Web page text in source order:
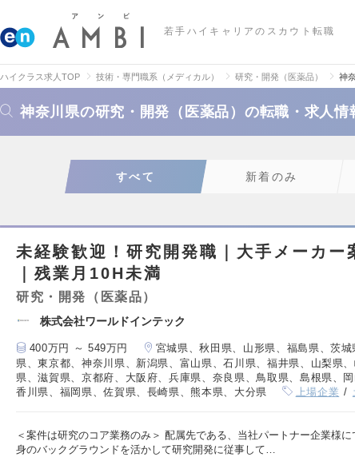
若手ハイキャリアのスカウト転職
ハイクラス求人TOP 技術・専門職系（メディカル） 研究・開発（医薬品） 神
神奈川県の研究・開発（医薬品）の転職・求人情
すべて 新着のみ
未経験歓迎！研究開発職｜大手メーカー
｜残業月10H未満
研究・開発（医薬品）
株式会社ワールドインテック
400万円 ～ 549万円
宮城県、秋田県、山形県、福島県、茨
県、東京都、神奈川県、新潟県、富山県、石川県、福井県、山梨県
県、滋賀県、京都府、大阪府、兵庫県、奈良県、鳥取県、島根県、
香川県、福岡県、佐賀県、長崎県、熊本県、大分県
上場企業
＜案件は研究のコア業務のみ＞ 配属先である、当社パートナー企業様に
身のバックグラウンドを活かして研究開発に従事して…